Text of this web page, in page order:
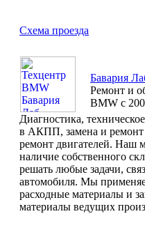
Схема проезда
Бавария
Ремонт и
BMW с
Диагностика,
в АКПП, замена и ремонт
ремонт двигателей. Наш
наличие собственного
решать любые задачи,
автомобиля. Мы
расходные материалы и
материалы ведущих